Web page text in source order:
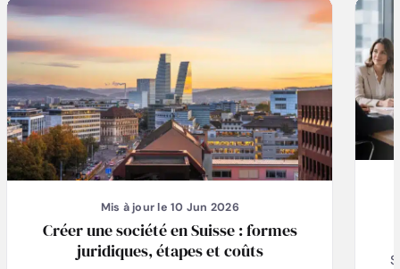
Mis à jour le 10 Jun 2026
Créer une société en Suisse : formes
juridiques, étapes et coûts